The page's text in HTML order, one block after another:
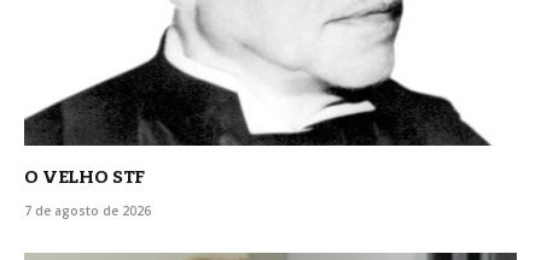
O VELHO STF
7 de agosto de 2026